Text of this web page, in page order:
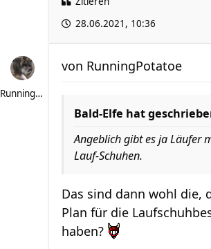
28.06.2021, 10:36
RunningPotatoe
von RunningPotatoe
Bald-Elfe hat
Angeblich gibt es ja Läufer
Lauf-Schuhen.
Das sind dann wohl die,
Plan für die
haben?